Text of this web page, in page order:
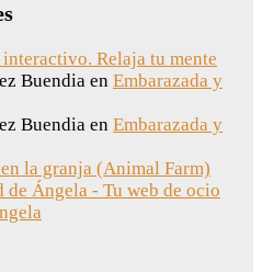
interactivo. Relaja tu mente
Buendia en Embarazada y
Buendia en Embarazada y
la granja (Animal Farm)
de Ángela - Tu web de ocio